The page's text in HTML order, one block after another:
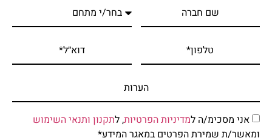
אני מסכימ/ה למדיניות הפרטיות, לתקנון ותנאי השימוש
ומאשר/ת שמירת הפרטים במאגר המידע*